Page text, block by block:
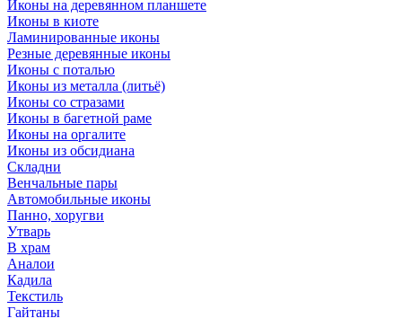
Иконы на деревянном планшете
Иконы в киоте
Ламинированные иконы
Резные деревянные иконы
Иконы с поталью
Иконы из металла (литьё)
Иконы со стразами
Иконы в багетной раме
Иконы на оргалите
Иконы из обсидиана
Складни
Венчальные пары
Автомобильные иконы
Панно, хоругви
Утварь
В храм
Аналои
Кадила
Текстиль
Гайтаны